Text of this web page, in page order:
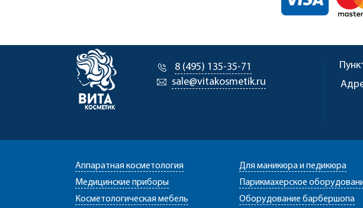
8 (495) 135-35-71
sale@vitakosmetik.ru
Аппаратная косметология
Медицинские приборы
Косметологическая мебель
Для маникюра и педикюра
Парикмахерское
Оборудование барбершопа